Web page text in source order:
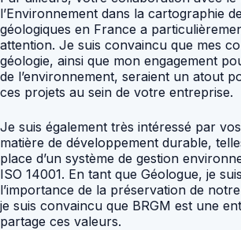
l’Environnement dans la cartographie
géologiques en France a
attention. Je suis convaincu que mes
géologie, ainsi que mon engagement
de l’environnement, seraient un atout
ces projets au sein de votre entreprise.
Je suis également très intéressé par
matière de développement durable,
place d’un système de gestion
ISO 14001. En tant que Géologue, je
l’importance de la préservation de
je suis convaincu que BRGM est une
partage ces valeurs.